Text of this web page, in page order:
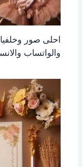
احلى صور
والواتساب